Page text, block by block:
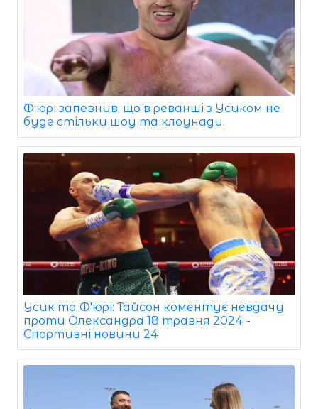
Ф'юрі запевнив, що в реванші з Усиком не
буде стільки шоу та клоунади.
Усик та Ф'юрі: Тайсон коментує невдачу
проти Олександра 18 травня 2024 -
Спортивні новини 24